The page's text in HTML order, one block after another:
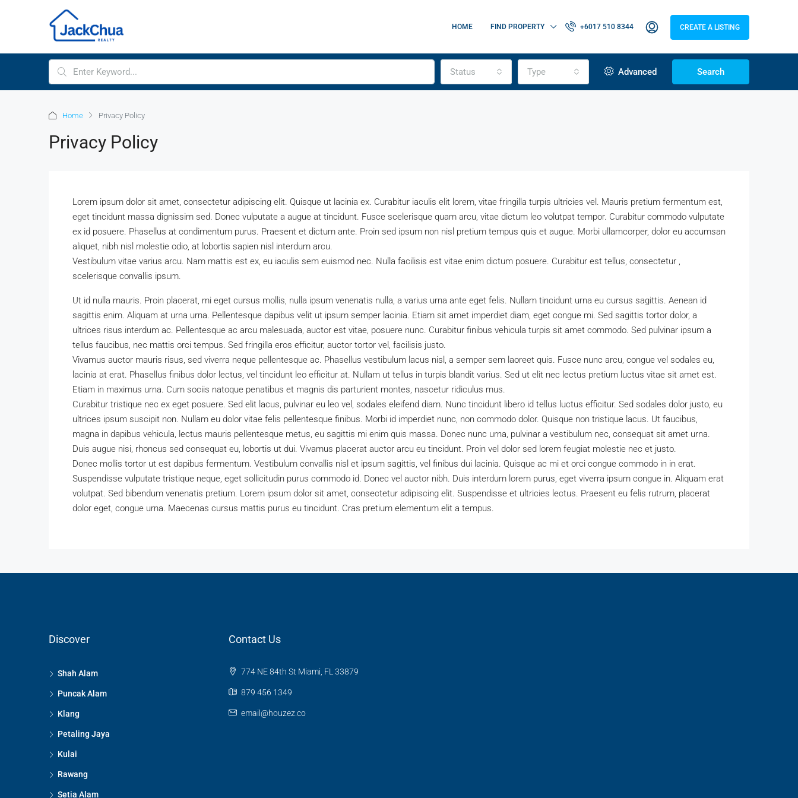
HOME FIND PROPERTY +6017 510 8344 CREATE A LISTING
Status Type Advanced Search
Home Privacy Policy
Privacy Policy
Lorem ipsum dolor sit amet, consectetur adipiscing elit. Quisque ut lacinia ex. Curabitur iaculis elit lorem, vitae fringilla turpis ultricies vel. Mauris pretium fermentum est,
eget tincidunt massa dignissim sed. Donec vulputate a augue at tincidunt. Fusce scelerisque quam arcu, vitae dictum leo volutpat tempor. Curabitur commodo vulputate
ex id posuere. Phasellus at condimentum purus. Praesent et dictum ante. Proin sed ipsum non nisl pretium tempus quis et augue. Morbi ullamcorper, dolor eu accumsan
aliquet, nibh nisl molestie odio, at lobortis sapien nisl interdum arcu.
Vestibulum vitae varius arcu. Nam mattis est ex, eu iaculis sem euismod nec. Nulla facilisis est vitae enim dictum posuere. Curabitur est tellus, consectetur ,
scelerisque convallis ipsum.
Ut id nulla mauris. Proin placerat, mi eget cursus mollis, nulla ipsum venenatis nulla, a varius urna ante eget felis. Nullam tincidunt urna eu cursus sagittis. Aenean id
sagittis enim. Aliquam at urna urna. Pellentesque dapibus velit ut ipsum semper lacinia. Etiam sit amet imperdiet diam, eget congue mi. Sed sagittis tortor dolor, a
ultrices risus interdum ac. Pellentesque ac arcu malesuada, auctor est vitae, posuere nunc. Curabitur finibus vehicula turpis sit amet commodo. Sed pulvinar ipsum a
tellus faucibus, nec mattis orci tempus. Sed fringilla eros efficitur, auctor tortor vel, facilisis justo.
Vivamus auctor mauris risus, sed viverra neque pellentesque ac. Phasellus vestibulum lacus nisl, a semper sem laoreet quis. Fusce nunc arcu, congue vel sodales eu,
lacinia at erat. Phasellus finibus dolor lectus, vel tincidunt leo efficitur at. Nullam ut tellus in turpis blandit varius. Sed ut elit nec lectus pretium luctus vitae sit amet est.
Etiam in maximus urna. Cum sociis natoque penatibus et magnis dis parturient montes, nascetur ridiculus mus.
Curabitur tristique nec ex eget posuere. Sed elit lacus, pulvinar eu leo vel, sodales eleifend diam. Nunc tincidunt libero id tellus luctus efficitur. Sed sodales dolor justo, eu
ultrices ipsum suscipit non. Nullam eu dolor vitae felis pellentesque finibus. Morbi id imperdiet nunc, non commodo dolor. Quisque non tristique lacus. Ut faucibus,
magna in dapibus vehicula, lectus mauris pellentesque metus, eu sagittis mi enim quis massa. Donec nunc urna, pulvinar a vestibulum nec, consequat sit amet urna.
Duis augue nisi, rhoncus sed consequat eu, lobortis ut dui. Vivamus placerat auctor arcu eu tincidunt. Proin vel dolor sed lorem feugiat molestie nec et justo.
Donec mollis tortor ut est dapibus fermentum. Vestibulum convallis nisl et ipsum sagittis, vel finibus dui lacinia. Quisque ac mi et orci congue commodo in in erat.
Suspendisse vulputate tristique neque, eget sollicitudin purus commodo id. Donec vel auctor nibh. Duis interdum lorem purus, eget viverra ipsum congue in. Aliquam erat
volutpat. Sed bibendum venenatis pretium. Lorem ipsum dolor sit amet, consectetur adipiscing elit. Suspendisse et ultricies lectus. Praesent eu felis rutrum, placerat
dolor eget, congue urna. Maecenas cursus mattis purus eu tincidunt. Cras pretium elementum elit a tempus.
Discover
Shah Alam
Puncak Alam
Klang
Petaling Jaya
Kulai
Rawang
Setia Alam
Contact Us
774 NE 84th St Miami, FL 33879
879 456 1349
email@houzez.co